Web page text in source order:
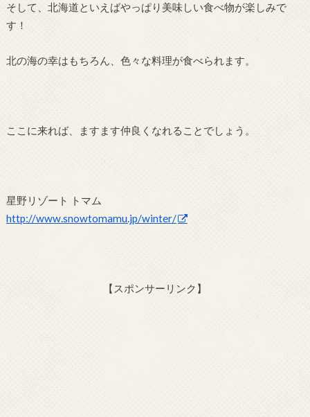
そして、北海道といえばやっぱり美味しい食べ物が楽しみで
す！
北の海の幸はもちろん、色々な料理が食べられます。
ここに来れば、ますます仲良くなれることでしょう。
星野リゾート トマム
http://www.snowtomamu.jp/winter/
【スポンサーリンク】